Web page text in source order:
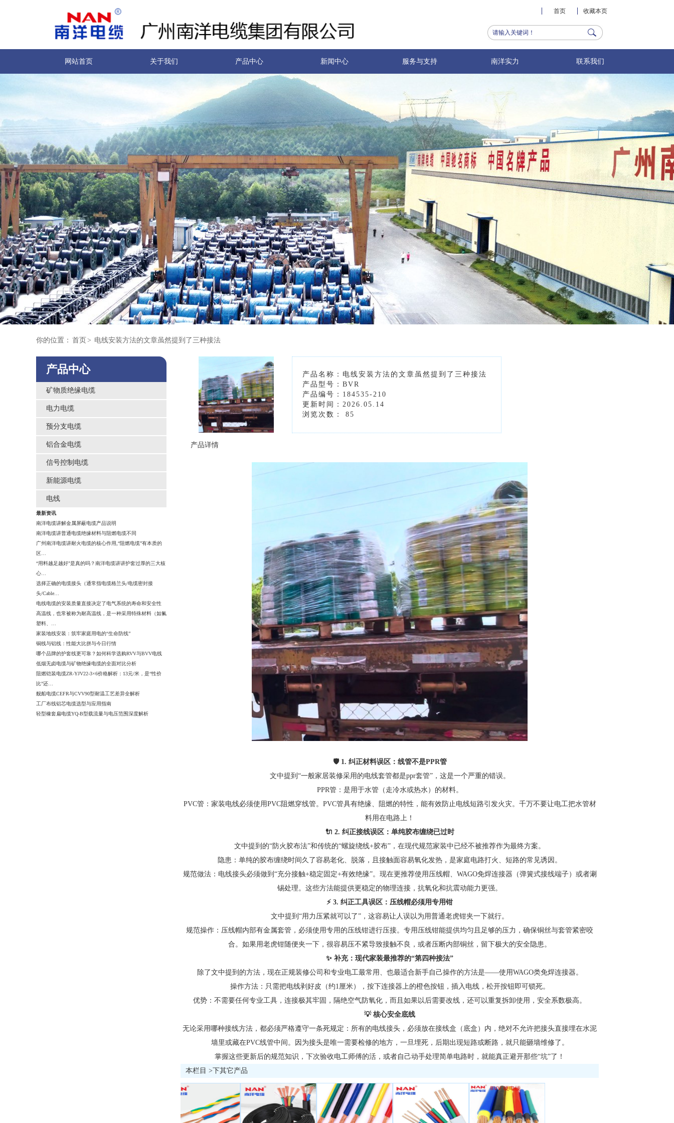
收藏本页
首页
网站首页 关于我们 产品中心 新闻中心 服务与支持 南洋实力 联系我们
你的位置： 首页 > 电线安装方法的文章虽然提到了三种接法
产品中心
矿物质绝缘电缆
电力电缆
预分支电缆
铝合金电缆
信号控制电缆
新能源电缆
电线
最新资讯
南洋电缆讲解金属屏蔽电缆产品说明
南洋电缆讲普通电缆绝缘材料与阻燃电缆不同
广州南洋电缆讲耐火电缆的核心作用,“阻燃电缆”有本质的
区…
“用料越足越好”是真的吗？南洋电缆讲讲护套过厚的三大核
心…
选择正确的电缆接头（通常指电缆格兰头/电缆密封接
头/Cable…
电线电缆的安装质量直接决定了电气系统的寿命和安全性
高温线，也常被称为耐高温线，是一种采用特殊材料（如氟
塑料、…
家装地线安装：筑牢家庭用电的“生命防线”
铜线与铝线：性能大比拼与今日行情
哪个品牌的护套线更可靠？如何科学选购RVV与BVV电线
低烟无卤电缆与矿物绝缘电缆的全面对比分析
阻燃铠装电缆ZR-YJV22-3×6价格解析：13元/米，是“性价
比”还…
舰船电缆CEFR与CVV90型耐温工艺差异全解析
工厂布线铝芯电缆选型与应用指南
轻型橡套扁电缆YQ-B型载流量与电压范围深度解析
产品名称：电线安装方法的文章虽然提到了三种接法
产品型号：BVR
产品编号：184535-210
更新时间：2026.05.14
浏览次数： 85
产品详情
🛡️ 1. 纠正材料误区：线管不是PPR管
文中提到“一般家居装修采用的电线套管都是ppr套管”，这是一个严重的错误。
PPR管：是用于水管（走冷水或热水）的材料。
PVC管：家装电线必须使用PVC阻燃穿线管。PVC管具有绝缘、阻燃的特性，能有效防止电线短路引发火灾。千万不要让电工把水管材
料用在电路上！
🔌 2. 纠正接线误区：单纯胶布缠绕已过时
文中提到的“防火胶布法”和传统的“螺旋绕线+胶布”，在现代规范家装中已经不被推荐作为最终方案。
隐患：单纯的胶布缠绕时间久了容易老化、脱落，且接触面容易氧化发热，是家庭电路打火、短路的常见诱因。
规范做法：电线接头必须做到“充分接触+稳定固定+有效绝缘”。现在更推荐使用压线帽、WAGO免焊连接器（弹簧式接线端子）或者涮
锡处理。这些方法能提供更稳定的物理连接，抗氧化和抗震动能力更强。
⚡️ 3. 纠正工具误区：压线帽必须用专用钳
文中提到“用力压紧就可以了”，这容易让人误以为用普通老虎钳夹一下就行。
规范操作：压线帽内部有金属套管，必须使用专用的压线钳进行压接。专用压线钳能提供均匀且足够的压力，确保铜丝与套管紧密咬
合。如果用老虎钳随便夹一下，很容易压不紧导致接触不良，或者压断内部铜丝，留下极大的安全隐患。
✨ 补充：现代家装最推荐的“第四种接法”
除了文中提到的方法，现在正规装修公司和专业电工最常用、也最适合新手自己操作的方法是——使用WAGO类免焊连接器。
操作方法：只需把电线剥好皮（约1厘米），按下连接器上的橙色按钮，插入电线，松开按钮即可锁死。
优势：不需要任何专业工具，连接极其牢固，隔绝空气防氧化，而且如果以后需要改线，还可以重复拆卸使用，安全系数极高。
💡 核心安全底线
无论采用哪种接线方法，都必须严格遵守一条死规定：所有的电线接头，必须放在接线盒（底盒）内，绝对不允许把接头直接埋在水泥
墙里或藏在PVC线管中间。因为接头是唯一需要检修的地方，一旦埋死，后期出现短路或断路，就只能砸墙维修了。
掌握这些更新后的规范知识，下次验收电工师傅的活，或者自己动手处理简单电路时，就能真正避开那些“坑”了！
本栏目 >下其它产品